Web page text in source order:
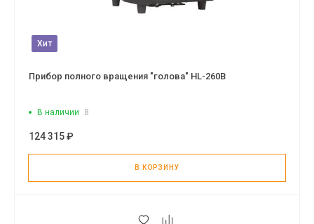
Хит
Прибор полного вращения "голова" HL-260B
В наличии 8
124 315 ₽
В КОРЗИНУ